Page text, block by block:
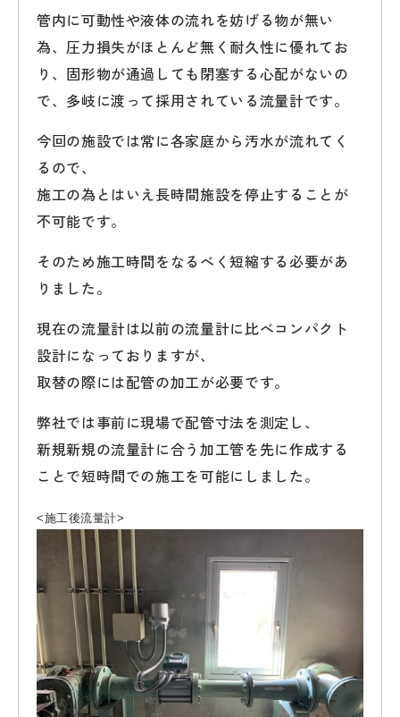
管内に可動性や液体の流れを妨げる物が無い
為、圧力損失がほとんど無く耐久性に優れてお
り、固形物が通過しても閉塞する心配がないの
で、多岐に渡って採用されている流量計です。
今回の施設では常に各家庭から汚水が流れてく
るので、
施工の為とはいえ長時間施設を停止することが
不可能です。
そのため施工時間をなるべく短縮する必要があ
りました。
現在の流量計は以前の流量計に比べコンパクト
設計になっておりますが、
取替の際には配管の加工が必要です。
弊社では事前に現場で配管寸法を測定し、
新規新規の流量計に合う加工管を先に作成する
ことで短時間での施工を可能にしました。
<施工後流量計>